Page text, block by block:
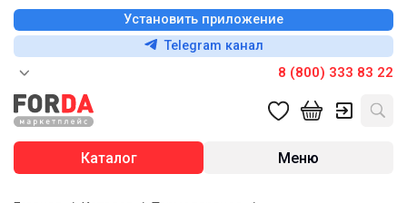
Установить приложение
Telegram канал
8 (800) 333 83 22
Каталог Меню